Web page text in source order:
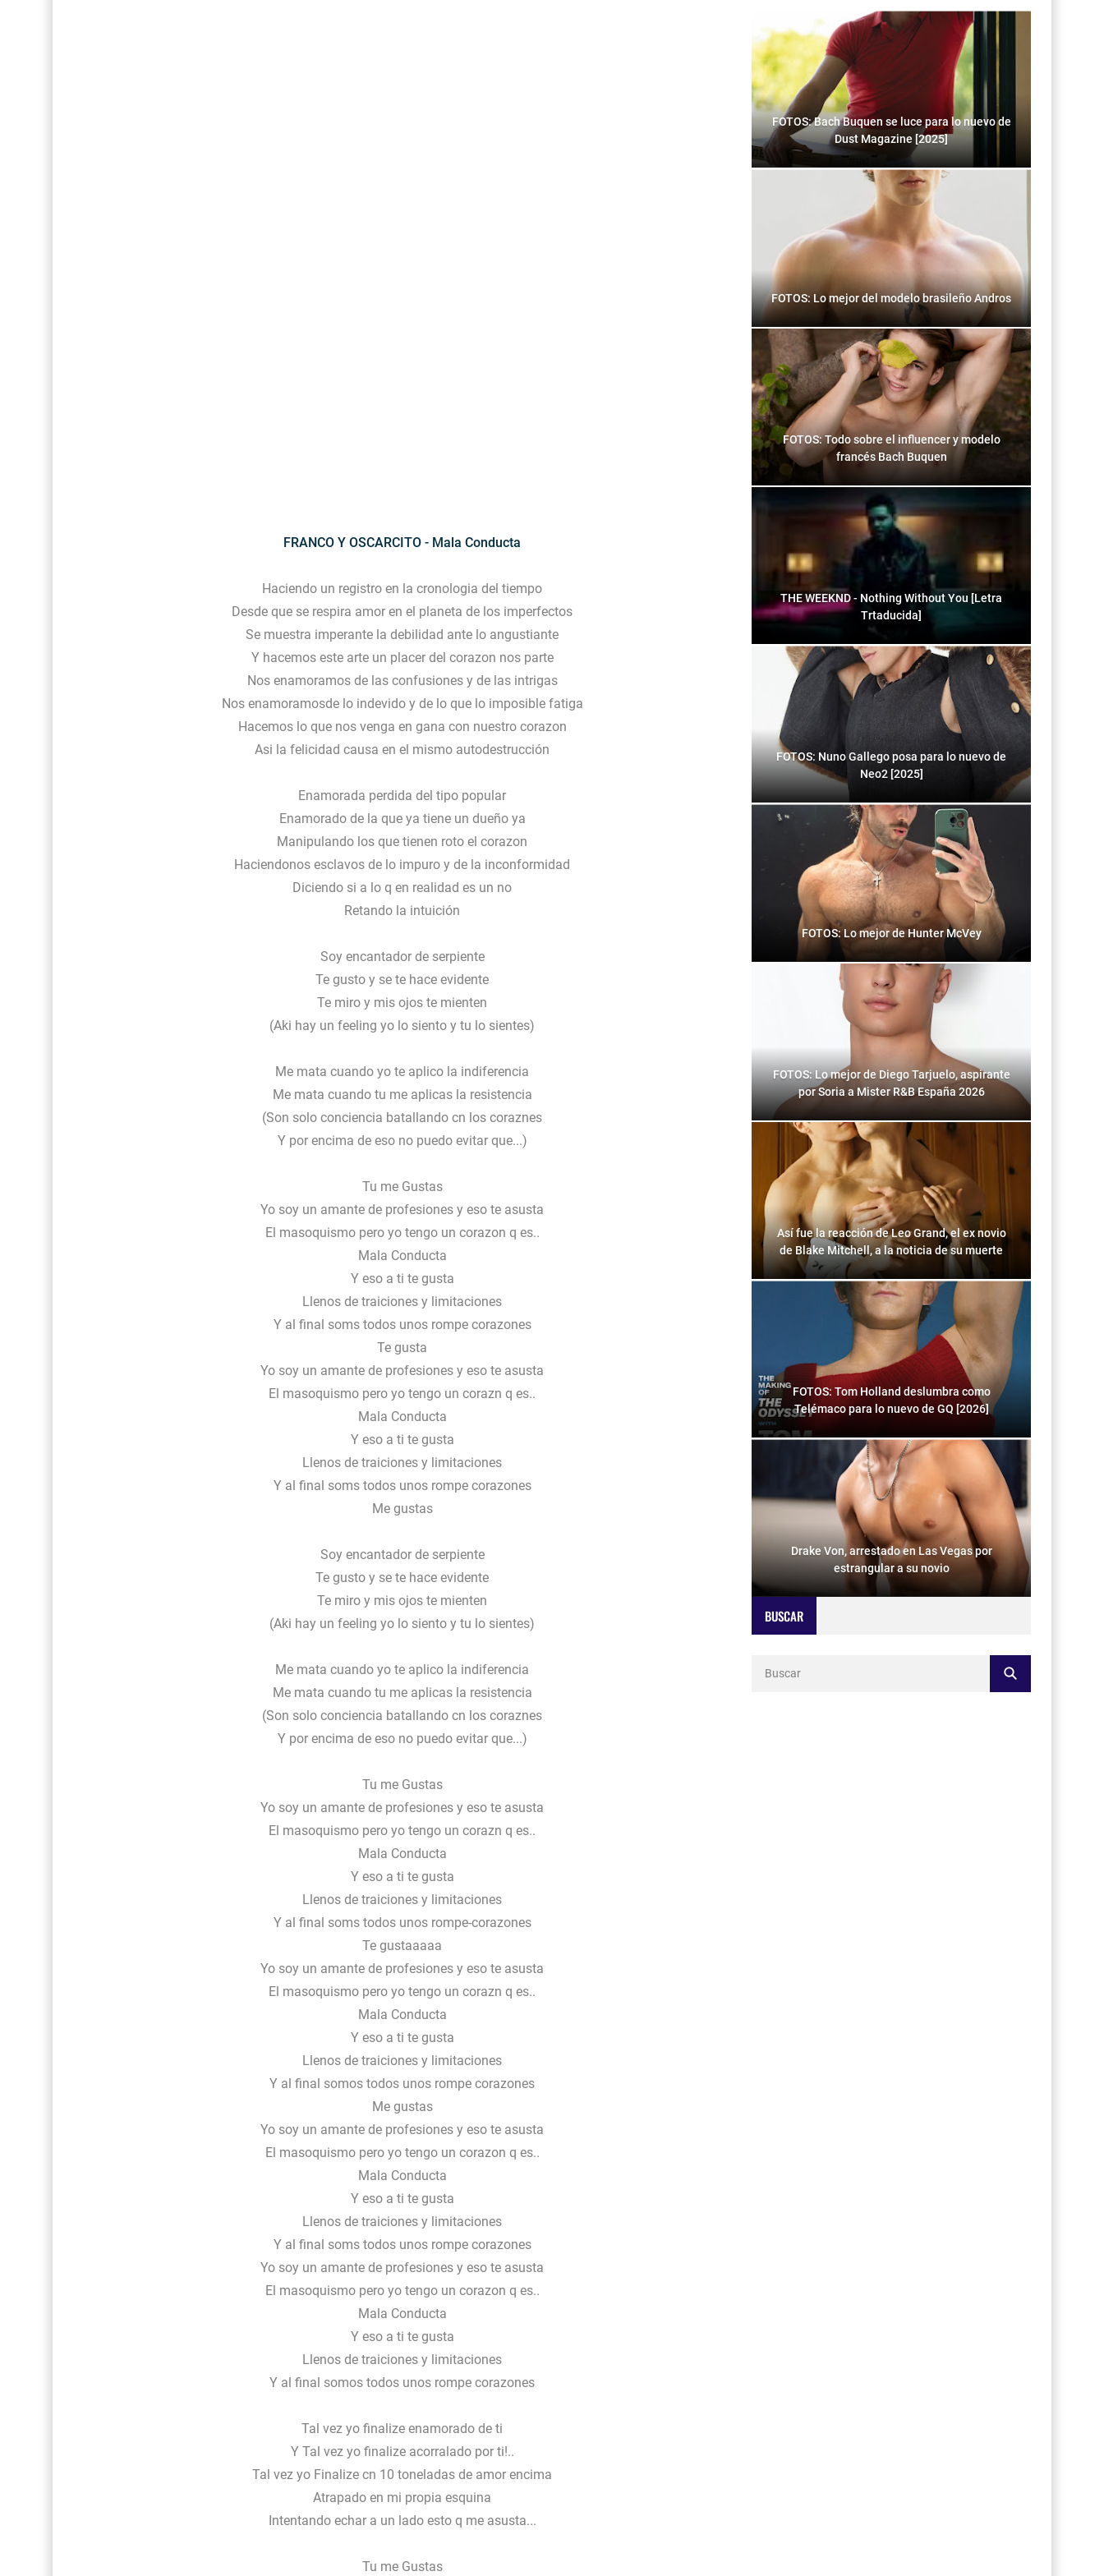
FRANCO Y OSCARCITO - Mala Conducta
Haciendo un registro en la cronologia del tiempo
Desde que se respira amor en el planeta de los imperfectos
Se muestra imperante la debilidad ante lo angustiante
Y hacemos este arte un placer del corazon nos parte
Nos enamoramos de las confusiones y de las intrigas
Nos enamoramosde lo indevido y de lo que lo imposible fatiga
Hacemos lo que nos venga en gana con nuestro corazon
Asi la felicidad causa en el mismo autodestrucción
Enamorada perdida del tipo popular
Enamorado de la que ya tiene un dueño ya
Manipulando los que tienen roto el corazon
Haciendonos esclavos de lo impuro y de la inconformidad
Diciendo si a lo q en realidad es un no
Retando la intuición
Soy encantador de serpiente
Te gusto y se te hace evidente
Te miro y mis ojos te mienten
(Aki hay un feeling yo lo siento y tu lo sientes)
Me mata cuando yo te aplico la indiferencia
Me mata cuando tu me aplicas la resistencia
(Son solo conciencia batallando cn los coraznes
Y por encima de eso no puedo evitar que...)
Tu me Gustas
Yo soy un amante de profesiones y eso te asusta
El masoquismo pero yo tengo un corazon q es..
Mala Conducta
Y eso a ti te gusta
Llenos de traiciones y limitaciones
Y al final soms todos unos rompe corazones
Te gusta
Yo soy un amante de profesiones y eso te asusta
El masoquismo pero yo tengo un corazn q es..
Mala Conducta
Y eso a ti te gusta
Llenos de traiciones y limitaciones
Y al final soms todos unos rompe corazones
Me gustas
Soy encantador de serpiente
Te gusto y se te hace evidente
Te miro y mis ojos te mienten
(Aki hay un feeling yo lo siento y tu lo sientes)
Me mata cuando yo te aplico la indiferencia
Me mata cuando tu me aplicas la resistencia
(Son solo conciencia batallando cn los coraznes
Y por encima de eso no puedo evitar que...)
Tu me Gustas
Yo soy un amante de profesiones y eso te asusta
El masoquismo pero yo tengo un corazn q es..
Mala Conducta
Y eso a ti te gusta
Llenos de traiciones y limitaciones
Y al final soms todos unos rompe-corazones
Te gustaaaaa
Yo soy un amante de profesiones y eso te asusta
El masoquismo pero yo tengo un corazn q es..
Mala Conducta
Y eso a ti te gusta
Llenos de traiciones y limitaciones
Y al final somos todos unos rompe corazones
Me gustas
Yo soy un amante de profesiones y eso te asusta
El masoquismo pero yo tengo un corazon q es..
Mala Conducta
Y eso a ti te gusta
Llenos de traiciones y limitaciones
Y al final soms todos unos rompe corazones
Yo soy un amante de profesiones y eso te asusta
El masoquismo pero yo tengo un corazon q es..
Mala Conducta
Y eso a ti te gusta
Llenos de traiciones y limitaciones
Y al final somos todos unos rompe corazones
Tal vez yo finalize enamorado de ti
Y Tal vez yo finalize acorralado por ti!..
Tal vez yo Finalize cn 10 toneladas de amor encima
Atrapado en mi propia esquina
Intentando echar a un lado esto q me asusta...
Tu me Gustas
FOTOS: Bach Buquen se luce para lo nuevo de
Dust Magazine [2025]
FOTOS: Lo mejor del modelo brasileño Andros
FOTOS: Todo sobre el influencer y modelo
francés Bach Buquen
THE WEEKND - Nothing Without You [Letra
Trtaducida]
FOTOS: Nuno Gallego posa para lo nuevo de
Neo2 [2025]
FOTOS: Lo mejor de Hunter McVey
FOTOS: Lo mejor de Diego Tarjuelo, aspirante
por Soria a Mister R&B España 2026
Así fue la reacción de Leo Grand, el ex novio
de Blake Mitchell, a la noticia de su muerte
FOTOS: Tom Holland deslumbra como
Telémaco para lo nuevo de GQ [2026]
Drake Von, arrestado en Las Vegas por
estrangular a su novio
BUSCAR